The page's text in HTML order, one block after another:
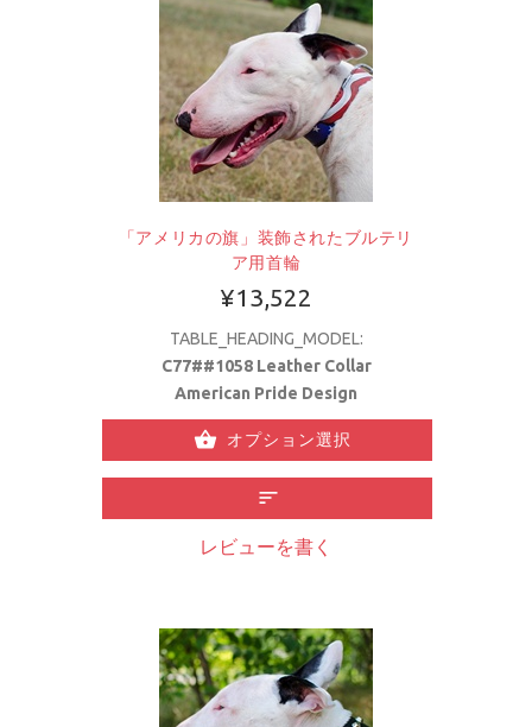
「アメリカの旗」装飾されたブルテリ
ア用首輪
¥13,522
TABLE_HEADING_MODEL:
C77##1058 Leather Collar
American Pride Design
オプション選択
レビューを書く